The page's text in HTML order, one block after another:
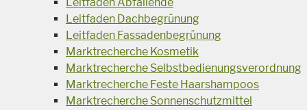
Leitfaden Abfallende
Leitfaden Dachbegrünung
Leitfaden Fassadenbegrünung
Marktrecherche Kosmetik
Marktrecherche Selbstbedienungsverordnung
Marktrecherche Feste Haarshampoos
Marktrecherche Sonnenschutzmittel